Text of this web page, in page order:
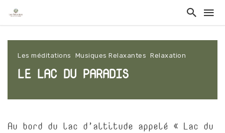
Les méditations Musiques Relaxantes Relaxation
LE LAC DU PARADIS
Au bord du lac d’altitude appelé « Lac du